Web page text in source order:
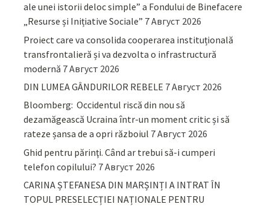
ale unei istorii deloc simple” a Fondului de Binefacere
„Resurse și Inițiative Sociale” 7 Август 2026
Proiect care va consolida cooperarea instituțională
transfrontalieră și va dezvolta o infrastructură
modernă 7 Август 2026
DIN LUMEA GÂNDURILOR REBELE 7 Август 2026
Bloomberg: Occidentul riscă din nou să
dezamăgească Ucraina într-un moment critic și să
rateze șansa de a opri războiul 7 Август 2026
Ghid pentru părinţi. Când ar trebui să-i cumperi
telefon copilului? 7 Август 2026
CARINA ȘTEFANESA DIN MARȘINȚI A INTRAT ÎN
TOPUL PRESELECȚIEI NAȚIONALE PENTRU